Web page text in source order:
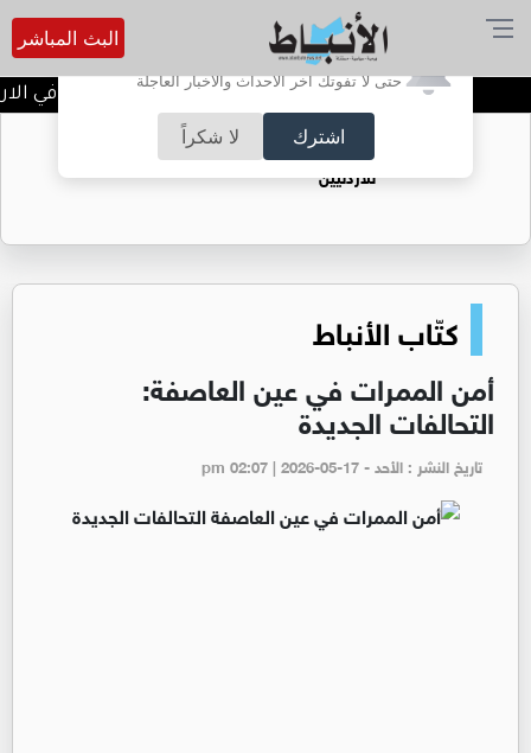
أترغب في تفعيل الإشعارات؟
حتى لا تفوتك آخر الأحداث والأخبار العاجلة
اشترك لا شكراً
البث المباشر
بلاغ مرتقب بعطلة رسمية في الاردن
حقل الريشة حين يتحول الغاز إلى فرص عمل
للأردنيين
كتّاب الأنباط
أمن الممرات في عين العاصفة:
التحالفات الجديدة
تاريخ النشر : الأحد - pm 02:07 | 2026-05-17